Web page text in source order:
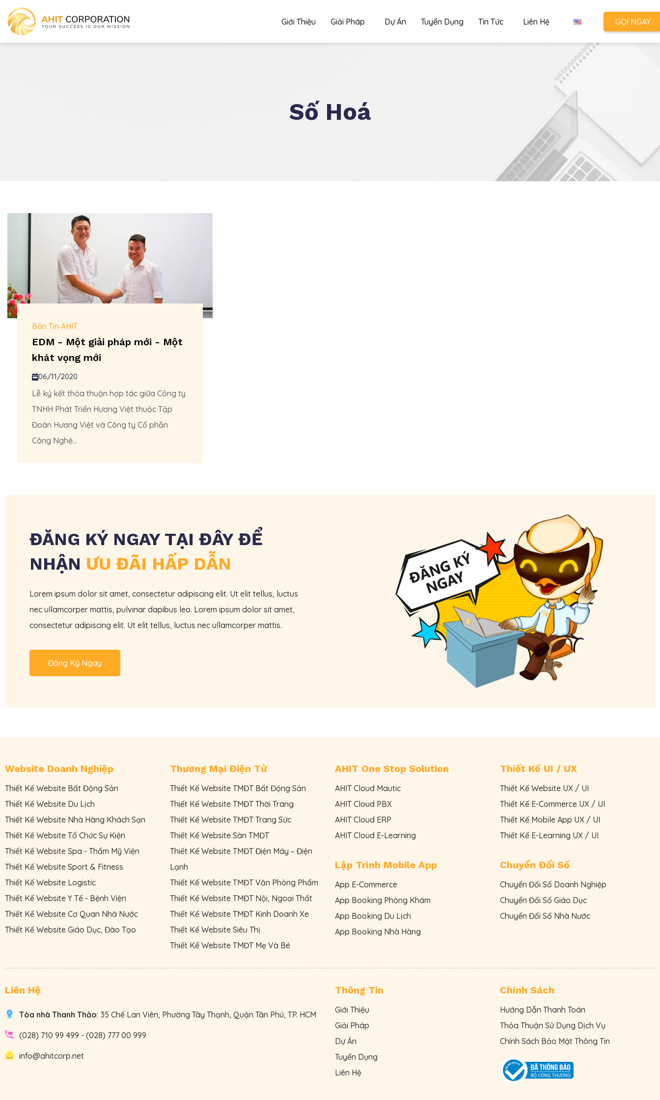
GỌI NGAY
Giới Thiệu Giải Pháp Dự Án Tuyển Dụng Tin Tức Liên Hệ
Số Hoá
Bản Tin AHIT
EDM - Một giải pháp mới - Một
khát vọng mới
06/11/2020
Lễ ký kết thỏa thuận hợp tác giữa Công ty
TNHH Phát Triển Hương Việt thuộc Tập
Đoàn Hương Việt và Công ty Cổ phần
Công Nghệ...
ĐĂNG KÝ NGAY TẠI ĐÂY ĐỂ
NHẬN ƯU ĐÃI HẤP DẪN
Lorem ipsum dolor sit amet, consectetur adipiscing elit. Ut elit tellus, luctus
nec ullamcorper mattis, pulvinar dapibus leo. Lorem ipsum dolor sit amet,
consectetur adipiscing elit. Ut elit tellus, luctus nec ullamcorper mattis.
Đăng Ký Ngay
Website Doanh Nghiệp
Thiết Kế Website Bất Động Sản
Thiết Kế Website Du Lịch
Thiết Kế Website Nhà Hàng Khách Sạn
Thiết Kế Website Tổ Chức Sự Kiện
Thiết Kế Website Spa - Thẩm Mỹ Viện
Thiết Kế Website Sport & Fitness
Thiết Kế Website Logistic
Thiết Kế Website Y Tế - Bệnh Viện
Thiết Kế Website Cơ Quan Nhà Nước
Thiết Kế Website Giáo Dục, Đào Tạo
Thương Mại Điện Tử
Thiết Kế Website TMĐT Bất Động Sản
Thiết Kế Website TMĐT Thời Trang
Thiết Kế Website TMĐT Trang Sức
Thiết Kế Website Sàn TMĐT
Thiết Kế Website TMĐT Điện Máy – Điện
Lạnh
Thiết Kế Website TMĐT Văn Phòng Phẩm
Thiết Kế Website TMĐT Nội, Ngoại Thất
Thiết Kế Website TMĐT Kinh Doanh Xe
Thiết Kế Website Siêu Thị
Thiết Kế Website TMĐT Mẹ Và Bé
AHIT One Stop Solution
AHIT Cloud Mautic
AHIT Cloud PBX
AHIT Cloud ERP
AHIT Cloud E-Learning
Lập Trình Mobile App
App E-Commerce
App Booking Phòng Khám
App Booking Du Lịch
App Booking Nhà Hàng
Thiết Kế UI / UX
Thiết Kế Website UX / UI
Thiết Kế E-Commerce UX / UI
Thiết Kế Mobile App UX / UI
Thiết Kế E-Learning UX / UI
Chuyển Đổi Số
Chuyển Đổi Số Doanh Nghiệp
Chuyển Đổi Số Giáo Dục
Chuyển Đổi Số Nhà Nước
Liên Hệ
Tòa nhà Thanh Thảo: 35 Chế Lan Viên, Phường Tây Thạnh, Quận Tân Phú, TP. HCM
(028) 710 99 499 - (028) 777 00 999
info@ahitcorp.net
Thông Tin
Giới Thiệu
Giải Pháp
Dự Án
Tuyển Dụng
Liên Hệ
Chính Sách
Hướng Dẫn Thanh Toán
Thỏa Thuận Sử Dụng Dịch Vụ
Chính Sách Bảo Mật Thông Tin